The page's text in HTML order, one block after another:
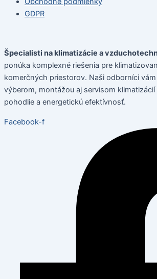
GDPR
Špecialisti na klimatizácie a
ponúka komplexné riešenia pre
komerčných priestorov. Naši odborníci
výberom, montážou aj servisom klimatizácií
pohodlie a energetickú efektívnosť.
Facebook-f